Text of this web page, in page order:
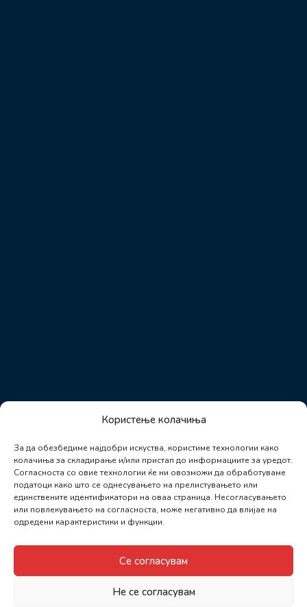
Користење колачиња
За да обезбедиме најдобри искуства, користиме технологии како
колачиња за складирање и/или пристап до информациите за уредот.
Согласноста со овие технологии ќе ни овозможи да обработуваме
податоци како што се однесувањето на прелистувањето или
единствените идентификатори на оваа страница. Несогласувањето
или повлекувањето на согласноста, може негативно да влијае на
одредени карактеристики и функции.
Се согласувам
Не се согласувам